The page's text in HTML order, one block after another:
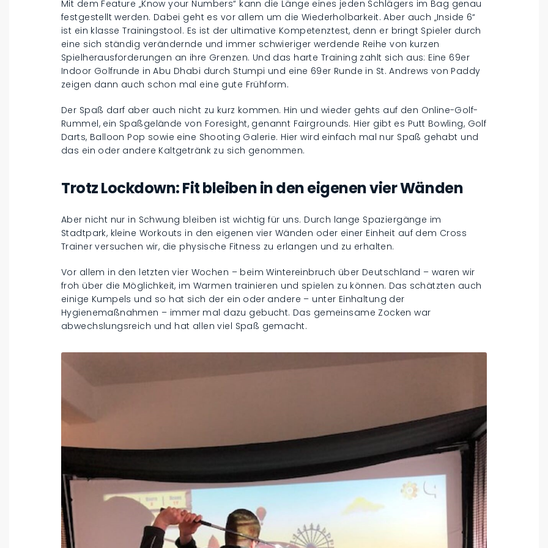
Mit dem Feature „Know your Numbers“ kann die Länge eines jeden Schlägers im Bag genau
festgestellt werden. Dabei geht es vor allem um die Wiederholbarkeit. Aber auch „Inside 6“
ist ein klasse Trainingstool. Es ist der ultimative Kompetenztest, denn er bringt Spieler durch
eine sich ständig verändernde und immer schwieriger werdende Reihe von kurzen
Spielherausforderungen an ihre Grenzen. Und das harte Training zahlt sich aus: Eine 69er
Indoor Golfrunde in Abu Dhabi durch Stumpi und eine 69er Runde in St. Andrews von Paddy
zeigen dann auch schon mal eine gute Frühform.
Der Spaß darf aber auch nicht zu kurz kommen. Hin und wieder gehts auf den Online-Golf-
Rummel, ein Spaßgelände von Foresight, genannt Fairgrounds. Hier gibt es Putt Bowling, Golf
Darts, Balloon Pop sowie eine Shooting Galerie. Hier wird einfach mal nur Spaß gehabt und
das ein oder andere Kaltgetränk zu sich genommen.
Trotz Lockdown: Fit bleiben in den eigenen vier Wänden
Aber nicht nur in Schwung bleiben ist wichtig für uns. Durch lange Spaziergänge im
Stadtpark, kleine Workouts in den eigenen vier Wänden oder einer Einheit auf dem Cross
Trainer versuchen wir, die physische Fitness zu erlangen und zu erhalten.
Vor allem in den letzten vier Wochen – beim Wintereinbruch über Deutschland – waren wir
froh über die Möglichkeit, im Warmen trainieren und spielen zu können. Das schätzten auch
einige Kumpels und so hat sich der ein oder andere – unter Einhaltung der
Hygienemaßnahmen – immer mal dazu gebucht. Das gemeinsame Zocken war
abwechslungsreich und hat allen viel Spaß gemacht.